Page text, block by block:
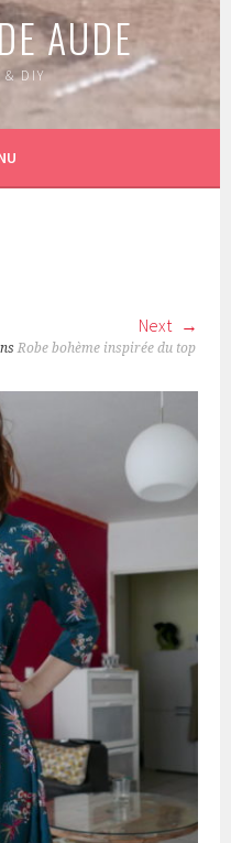
AUDE
& DIY
Next
Robe bohème inspirée du top